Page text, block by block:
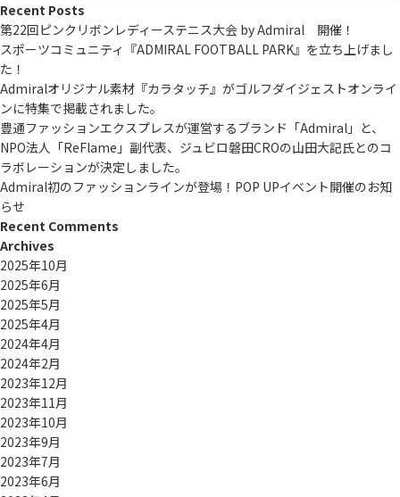
Recent Posts
第22回ピンクリボンレディーステニス大会 by Admiral 開催！
スポーツコミュニティ『ADMIRAL FOOTBALL PARK』を立ち上げまし
た！
Admiralオリジナル素材『カラタッチ』がゴルフダイジェストオンライ
ンに特集で掲載されました。
豊通ファッションエクスプレスが運営するブランド「Admiral」と、
NPO法人「ReFlame」副代表、ジュビロ磐田CROの山田大記氏とのコ
ラボレーションが決定しました。
Admiral初のファッションラインが登場！POP UPイベント開催のお知
らせ
Recent Comments
Archives
2025年10月
2025年6月
2025年5月
2025年4月
2024年4月
2024年2月
2023年12月
2023年11月
2023年10月
2023年9月
2023年7月
2023年6月